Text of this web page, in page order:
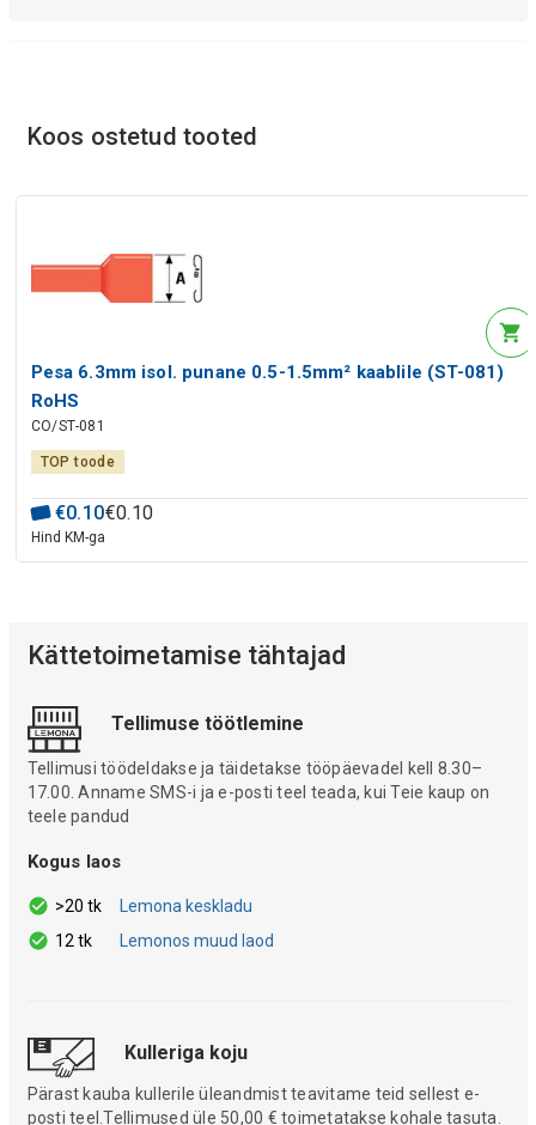
Koos ostetud tooted
Pesa 6.3mm isol. punane 0.5-1.5mm² kaablile (ST-081)
RoHS
CO/ST-081
TOP toode
€0.10€0.10
Hind KM-ga
Kättetoimetamise tähtajad
Tellimuse töötlemine
Tellimusi töödeldakse ja täidetakse tööpäevadel kell 8.30–
17.00. Anname SMS-i ja e-posti teel teada, kui Teie kaup on
teele pandud
Kogus laos
>20 tk
Lemona keskladu
12 tk
Lemonos muud laod
Kulleriga koju
Pärast kauba kullerile üleandmist teavitame teid sellest e-
posti teel.Tellimused üle 50,00 € toimetatakse kohale tasuta.